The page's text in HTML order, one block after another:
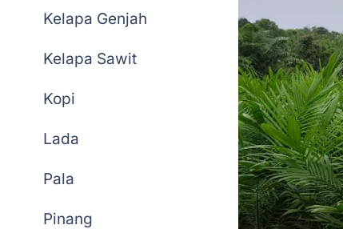
Kelapa Genjah
Kelapa Sawit
Kopi
Lada
Pala
Pinang